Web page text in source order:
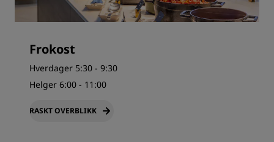
Frokost
Hverdager 5:30 - 9:30
Helger 6:00 - 11:00
RASKT OVERBLIKK